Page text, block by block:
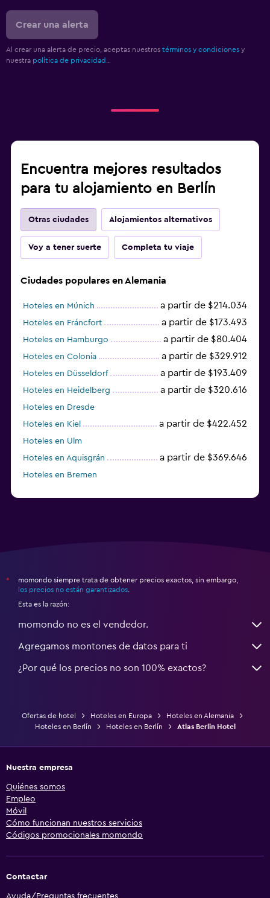
Crear una alerta
Al crear una alerta de precio, aceptas nuestros términos y condiciones y
nuestra política de privacidad.
Encuentra mejores resultados
para tu alojamiento en Berlín
Otras ciudades Alojamientos alternativos
Voy a tener suerte Completa tu viaje
Ciudades populares en Alemania
Hoteles en Múnich a partir de $214.034
Hoteles en Fráncfort a partir de $173.493
Hoteles en Hamburgo a partir de $80.404
Hoteles en Colonia a partir de $329.912
Hoteles en Düsseldorf a partir de $193.409
Hoteles en Heidelberg a partir de $320.616
Hoteles en Dresde
Hoteles en Kiel
a partir de $422.452
Hoteles en Ulm
Hoteles en Aquisgrán
a partir de $369.646
Hoteles en Bremen
*
momondo siempre trata de obtener precios exactos, sin embargo,
los precios no están garantizados
Esta es la razón:
momondo no es el vendedor.
Agregamos montones de datos para ti
¿Por qué los precios no son 100% exactos?
Ofertas de hotel Hoteles en Europa
Hoteles en Alemania
Hoteles en Berlín
Hoteles en Berlín Atlas Berlin Hotel
Nuestra empresa
Quiénes somos
Empleo
Móvil
Cómo funcionan nuestros servicios
Códigos promocionales momondo
Contactar
Ayuda/Preguntas frecuentes